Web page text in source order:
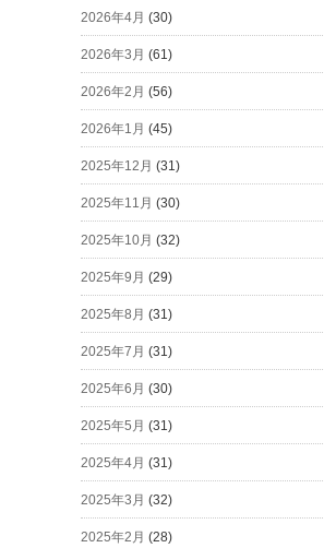
2026年4月 (30)
2026年3月 (61)
2026年2月 (56)
2026年1月 (45)
2025年12月 (31)
2025年11月 (30)
2025年10月 (32)
2025年9月 (29)
2025年8月 (31)
2025年7月 (31)
2025年6月 (30)
2025年5月 (31)
2025年4月 (31)
2025年3月 (32)
2025年2月 (28)